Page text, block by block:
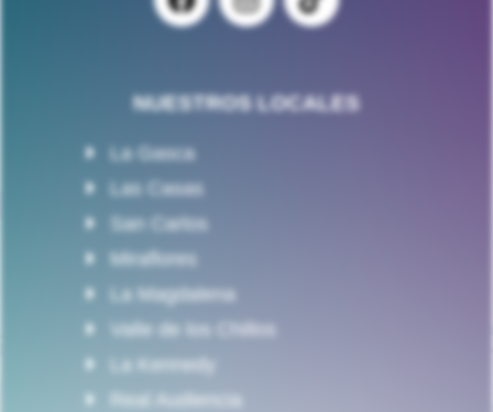
NUESTROS LOCALES
La Gasca
Las Casas
San Carlos
Miraflores
La Magdalena
Valle de los Chillos
La Kennedy
Real Audiencia